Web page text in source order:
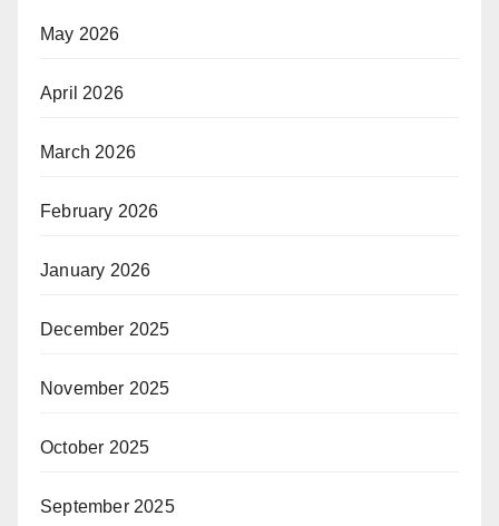
May 2026
April 2026
March 2026
February 2026
January 2026
December 2025
November 2025
October 2025
September 2025